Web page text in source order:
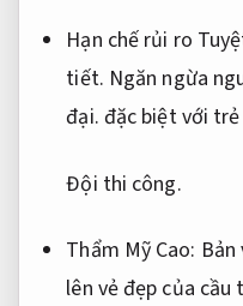
Hạn chế rủi ro
tiết. Ngăn ngừa
đại. đặc biệt với
Đội thi công.
Thẩm Mỹ Cao: Bản
lên vẻ đẹp của cầu